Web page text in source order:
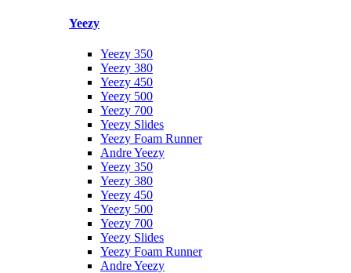
Yeezy
Yeezy 350
Yeezy 380
Yeezy 450
Yeezy 500
Yeezy 700
Yeezy Slides
Yeezy Foam Runner
Andre Yeezy
Yeezy 350
Yeezy 380
Yeezy 450
Yeezy 500
Yeezy 700
Yeezy Slides
Yeezy Foam Runner
Andre Yeezy